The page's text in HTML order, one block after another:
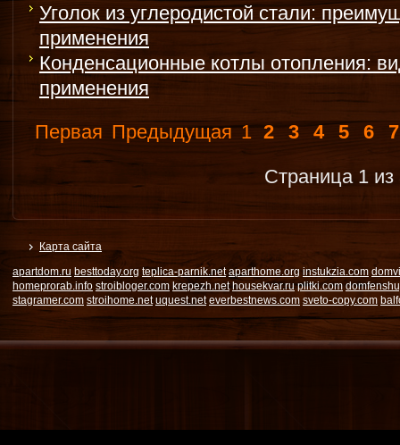
Уголок из углеродистой стали:
применения
Конденсационные котлы отопления:
применения
Первая Предыдущая 1 2 3 4 5 6
7
Страница 1 из
Карта сайта
apartdom.ru besttoday.org teplica-parnik.net aparthome.org instukzia.com
homeprorab.info stroibloger.com krepezh.net housekvar.ru plitki.com
stagramer.com stroihome.net uquest.net everbestnews.com sveto-copy.com